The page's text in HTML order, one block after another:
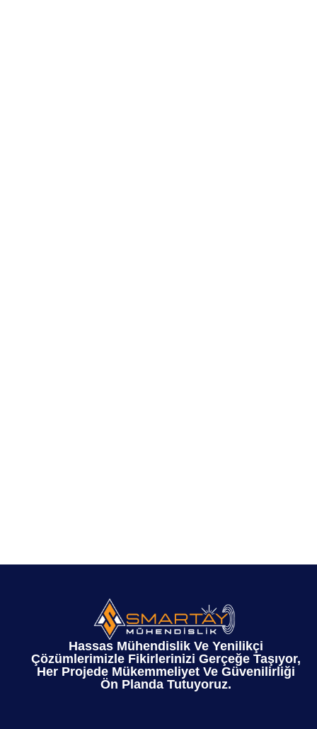
Hassas Mühendislik Ve Yenilikçi
Çözümlerimizle Fikirlerinizi Gerçeğe Taşıyor,
Her Projede Mükemmeliyet Ve Güvenilirliği
Ön Planda Tutuyoruz.